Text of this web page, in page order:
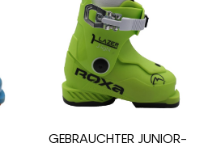
GEBRAUCHTER JUNIOR-